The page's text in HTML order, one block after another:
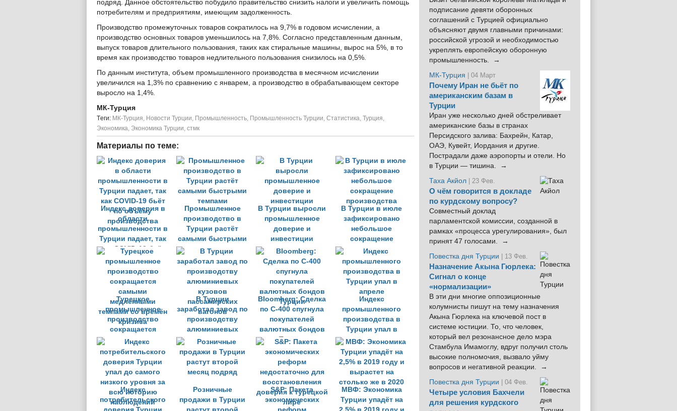
подряд. Данное обстоятельство побудило правительство снизить налоги и увеличить помощь
потребителям и предприятиям, имеющим задолженность.
Производство промежуточных товаров сократилось на 9,7% в годовом исчислении, а
производство основных товаров уменьшилось на 7,8%. Согласно представленным данным,
выпуск товаров длительного пользования, таких как стиральные машины, вырос на 5%, в то
время как производство товаров недлительного пользования снизилось на 0,5%.
По данным института, объем промышленного производства в месячном исчислении
увеличился на 1,3% по сравнению с январем, а производство в обрабатывающем секторе
выросло на 1,4%.
МК-Турция
Tеги: МК-Турция, Новости Турции, Промышленность, Промышленность Турции, Статистика, Турция,
Экономика, Экономика Турции, стмк
Материалы по теме:
Индекс доверия в
области
промышленности в
Турции падает, так
как COVID-19 бьёт
по объёму
производства
Промышленное
производство в
Турции растёт
самыми быстрыми
темпами
В Турции выросли
промышленное
доверие и
инвестиции
В Турции в июле
зафиксировано
небольшое
сокращение
производства
Турецкое
промышленное
производство
сокращается
самыми
медленными
темпами со времён
кризиса
В Турции
заработал завод по
производству
алюминиевых
кузовов
пассажирских
вагонов
Bloomberg: Сделка
по С-400 спугнула
покупателей
валютных бондов
Турции
Индекс
промышленного
производства в
Турции упал в
апреле
Индекс
потребительского
Розничные
продажи в Турции
S&P: Пакета
экономических
МВФ: Экономика
Турции упадёт на
подписание девяти оборонных
соглашений с Турцией официально
объясняют двумя главными причинами:
российской угрозой и необходимостью
укреплять европейскую оборонную
промышленность. →
МК-Турция
| 04 Март
Почему Иран не бьёт по
американским базам в
Турции
Иран уже несколько дней обстреливает
американские базы в странах
Персидского залива: Бахрейн, Катар,
ОАЭ, Кувейт, Иордания и другие.
Пострадали даже аэропорты и отели. Но
в Турции — тишина. →
Таха Акйол | 23 Фев.
О чём говорится в докладе
по курдскому вопросу?
Совместный доклад
парламентской комиссии, созданной в
рамках «процесса урегулирования», был
принят 47 голосами. →
Повестка дня Турции
| 13 Фев.
Назначение Акына Гюрлека:
Сигнал о конце
«нормализации»
В эти дни многие оппозиционные
колумнисты пишут на тему назначения
Акына Гюрлека на ключевой пост в
системе юстиции. То, что человек,
который вел резонансное дело мэра
Стамбула Имамоглу, вдруг получил столь
высокие полномочия, вызвало уйму
вопросов и негативной реакции. →
Повестка дня Турции
| 04 Фев.
Четыре условия Бахчели
для решения курдского